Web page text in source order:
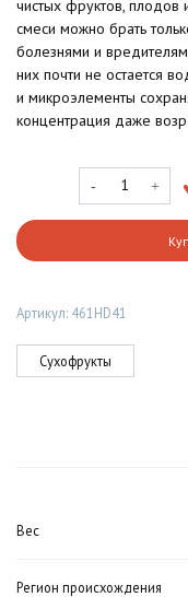
чистых фруктов, плодов
смеси можно брать
болезнями и
них почти не остается
и микроэлементы
концентрация даже
Количество
товара
Компотная
Артикул: 461HD41
Сухофрукты
Вес
Регион происхождения